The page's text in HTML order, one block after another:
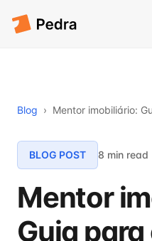
Blog › Mentor imobiliário:
BLOG POST 8 min read
Mentor
Guia